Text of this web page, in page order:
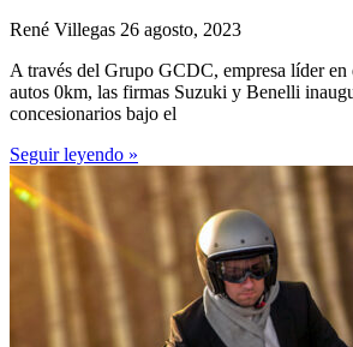
René Villegas 26 agosto, 2023
A través del Grupo GCDC, empresa líder en
autos 0km, las firmas Suzuki y Benelli
concesionarios bajo el
Seguir leyendo »